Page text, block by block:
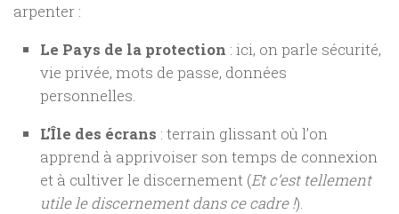
arpenter :
Le Pays de la protection : ici, on parle sécurité,
vie privée, mots de passe, données
personnelles.
L’Île des écrans : terrain glissant où l’on
apprend à apprivoiser son temps de connexion
et à cultiver le discernement (Et c’est tellement
utile le discernement dans ce cadre !).